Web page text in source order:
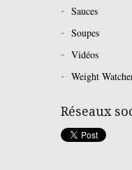
Sauces
Soupes
Vidéos
Weight
Réseaux